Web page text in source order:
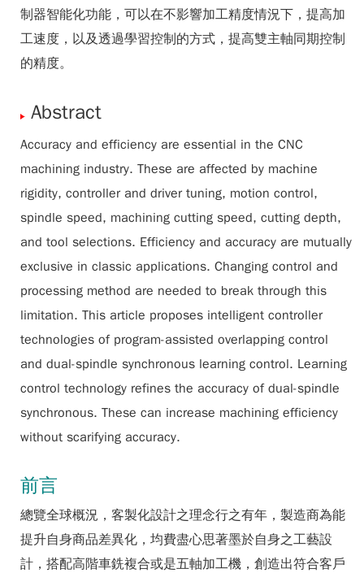
制器智能化功能，可以在不影響加工精度情況下，提高加
工速度，以及透過學習控制的方式，提高雙主軸同期控制
的精度。
Abstract
Accuracy and efficiency are essential in the CNC
machining industry. These are affected by machine
rigidity, controller and driver tuning, motion control,
spindle speed, machining cutting speed, cutting depth,
and tool selections. Efficiency and accuracy are mutually
exclusive in classic applications. Changing control and
processing method are needed to break through this
limitation. This article proposes intelligent controller
technologies of program-assisted overlapping control
and dual-spindle synchronous learning control. Learning
control technology refines the accuracy of dual-spindle
synchronous. These can increase machining efficiency
without scarifying accuracy.
前言
總覽全球概況，客製化設計之理念行之有年，製造商為能
提升自身商品差異化，均費盡心思著墨於自身之工藝設
計，搭配高階車銑複合或是五軸加工機，創造出符合客戶